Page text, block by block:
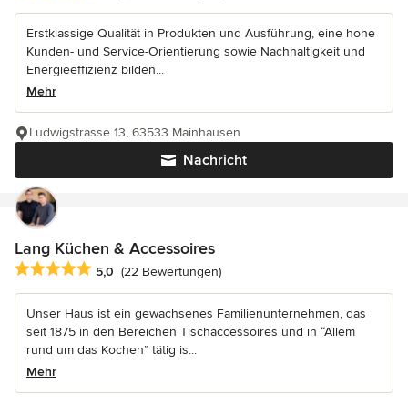
Erstklassige Qualität in Produkten und Ausführung, eine hohe
Kunden- und Service-Orientierung sowie Nachhaltigkeit und
Energieeffizienz bilden...
Mehr
Nachricht
Ludwigstrasse 13, 63533 Mainhausen
Lang Küchen & Accessoires
Durchschnittliche Bewertung: 5 von 5 Sternen
5,0 (22 Bewertungen)
Unser Haus ist ein gewachsenes Familienunternehmen, das
seit 1875 in den Bereichen Tischaccessoires und in “Allem
rund um das Kochen” tätig is...
Mehr